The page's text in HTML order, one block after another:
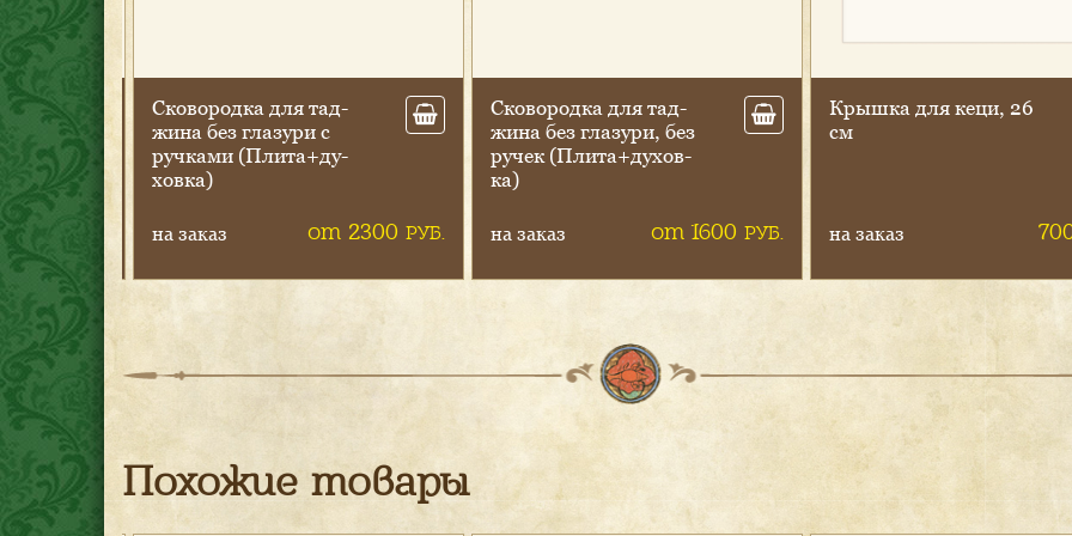
4900 РУБ.
Ско­вород­ка для тад­
жи­на без гла­зури с
руч­ка­ми (Пли­та+ду­
хов­ка)
на заказ от 2300 РУБ.
Ско­вород­ка для тад­
жи­на без гла­зури, без
ру­чек (Пли­та+ду­хов­
ка)
на заказ от 1600 РУБ.
Крыш­ка для ке­ци, 26
см
на заказ
Похожие товары